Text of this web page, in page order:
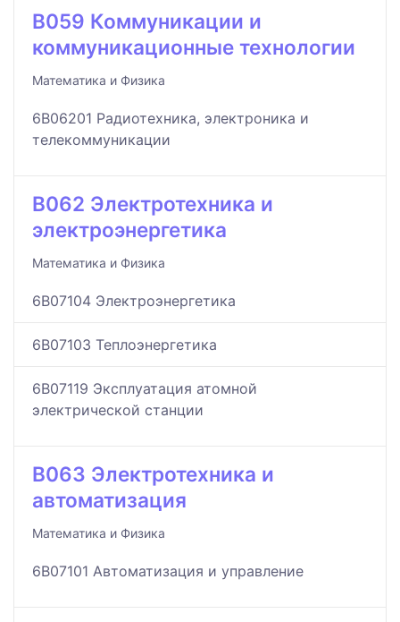
B059 Коммуникации и
коммуникационные технологии
Математика и Физика
6B06201 Радиотехника, электроника и
телекоммуникации
B062 Электротехника и
электроэнергетика
Математика и Физика
6B07104 Электроэнергетика
6B07103 Теплоэнергетика
6B07119 Эксплуатация атомной
электрической станции
B063 Электротехника и
автоматизация
Математика и Физика
6B07101 Автоматизация и управление